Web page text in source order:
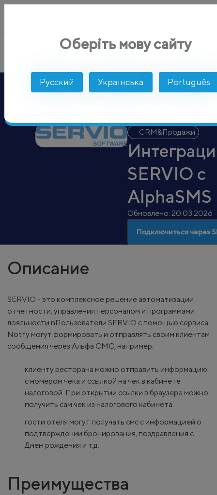
Интеграции CRM&Продажи SERVIO
CRM&Продажи
SERVIO с
AlphaSMS
Обновлено: 20.03.2026
Подключиться через
Описание
SERVIO - это комплексное решение автоматизации
отчетности, управления персоналом и программами
лояльности.nПользователи SERVIO с помощью сервиса
Notify могут формировать и отправлять своим клиентам
сообщения через Альфа СМС, например:
клиенту ресторана можно отправить информацию
с номером чека и ссылкой на чек в кабинете
налоговой. При открытии ссылки в браузере можно
получить сам чек из налогового кабинета.
гости отеля могут получать смс с информацией о
подтверждении бронирования, поздравления с
Днем рождения и т.д.
Преимущества
Оберіть мову сайту
Русский Українська Português